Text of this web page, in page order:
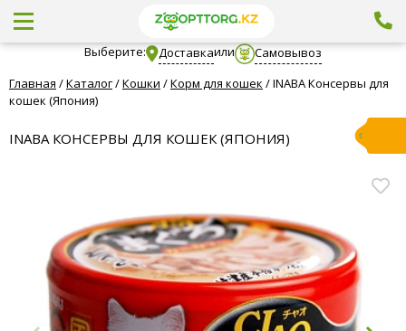
Выберите: Доставкаили
Самовывоз
Главная /Каталог/Кошки /Корм для кошек /INABA Консервы для
кошек (Япония)
INABA КОНСЕРВЫ ДЛЯ КОШЕК (ЯПОНИЯ)